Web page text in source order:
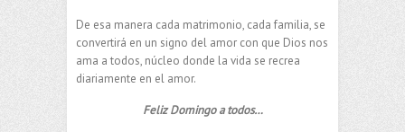
De esa manera cada matrimonio, cada familia, se
convertirá en un signo del amor con que Dios nos
ama a todos, núcleo donde la vida se recrea
diariamente en el amor.
Feliz Domingo a todos…